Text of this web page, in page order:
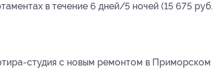
в течение 6 дней/5 ночей (15 675 руб.
студия с новым ремонтом в Приморском